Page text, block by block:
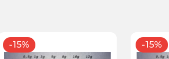
-15% -15%